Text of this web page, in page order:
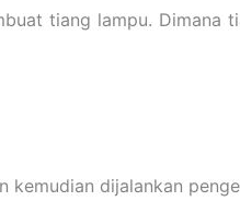
tiang lampu. Dimana
dijalankan